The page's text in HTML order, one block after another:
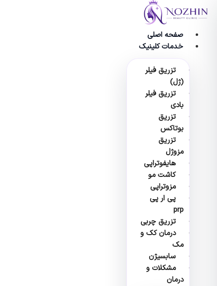
پرش
صفحه اصلی
خدمات کلینیک
تزریق فیلر
(ژل)
تزریق فیلر
بادی
تزریق
بوتاکس
تزریق
مزوژل
هایفوتراپی
کاشت مو
مزوتراپی
پی ار پی
prp
تزریق چربی
درمان کک و
مک
سابسیژن
مشکلات و
درمان